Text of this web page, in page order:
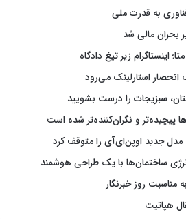
به قدرت ملی
بحران مالی شد
سبزیجات را درست بشویید
پیچیده‌تر و نگران‌کننده‌تر شده است
مدل جدید اوپن‌ای‌آی را متوقف کرد
روز خبرنگار
هپاتیت